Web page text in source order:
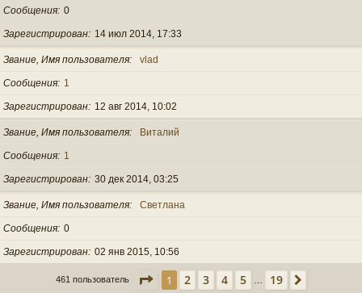
Сообщения 0
Зарегистрирован 14 июл 2014, 17:33
Звание, Имя пользователя vlad
Сообщения 1
Зарегистрирован 12 авг 2014, 10:02
Звание, Имя пользователя Виталий
Сообщения 1
Зарегистрирован 30 дек 2014, 03:25
Звание, Имя пользователя Светлана
Сообщения 0
Зарегистрирован 02 янв 2015, 10:56
461 пользователь Страница из 19
1 2 3 4 5 19